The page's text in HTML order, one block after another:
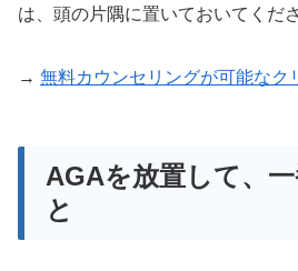
は、頭の片隅に置いておいてくださ
→ 無料カウンセリングが可能なク
AGAを放置して、
と